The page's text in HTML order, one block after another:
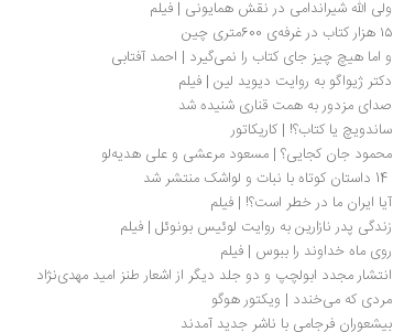
ولی الله شیراندامی در نقش همایونی | فیلم
۱۵ هزار کتاب در غرفه‌ی 600متری چین
و اما هیچ چیز جای کتاب را نمی‌گیرد | احمد آفتابی
دکتر ژیواگو به روایت دیوید لین | فیلم
صدای مزدور به همت قناری شنیده شد
ساندویچ یا کتاب؟! | کاریکاتور
محمود جان کجایی؟ | مسعود مرعشی و علی هدیه‌لو
آیا ایران ما در خطر است؟! | فیلم
زندگی پدر نازارین به روایت لوئیس بونوئل | فیلم
روی ماه خداوند را ببوس | فیلم
انتشار مجدد ابولچپ و دو جلد دیگر از اشعار طنز امید مهدی‌نژاد
مردی که می‌خندد | ویکتور هوگو
بیشعوران فرجامی با ناشر جدید آمدند